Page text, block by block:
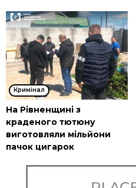
Кримінал
На Рівненщині з
краденого тютюну
виготовляли мільйони
пачок цигарок